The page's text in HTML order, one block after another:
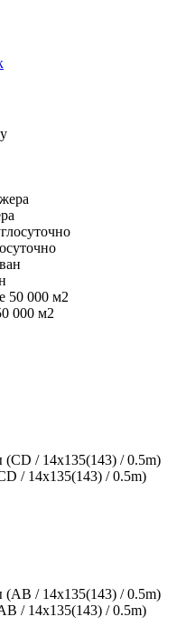
000 м2
/ 14x135(143) / 0.5m)
/ 14x135(143) / 0.5m)